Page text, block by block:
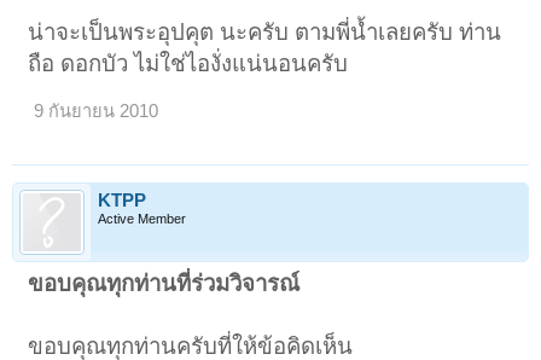
น่าจะเป็นพระอุปคุต นะครับ ตามพี่น้ำเลยครับ ท่าน
ถือ ดอกบัว ไม่ใช่ไองั่งแน่นอนครับ
9 กันยายน 2010
KTPP
Active Member
ขอบคุณทุกท่านที่ร่วมวิจารณ์
ขอบคุณทุกท่านครับที่ให้ข้อคิดเห็น